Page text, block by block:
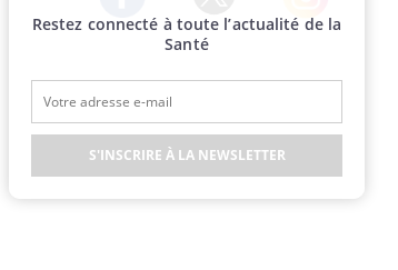
Facebook Twitter Instagram
Restez connecté à toute l’actualité de la
Santé
S'INSCRIRE À LA NEWSLETTER